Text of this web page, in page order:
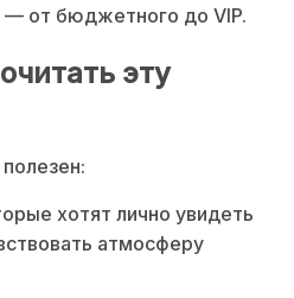
— от бюджетного до VIP.
эту
хотят лично увидеть
атмосферу